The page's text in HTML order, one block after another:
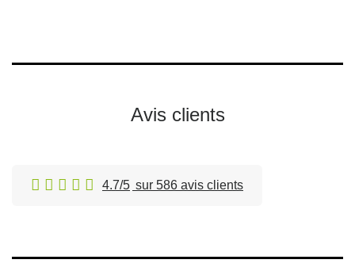
Avis clients
4.7/5 sur 586 avis clients